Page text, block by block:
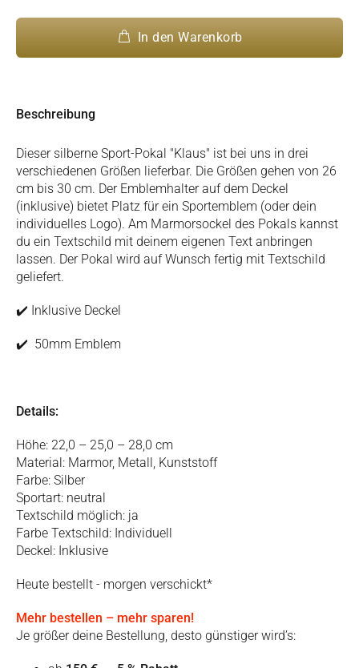
In den Warenkorb
Beschreibung
Dieser silberne Sport-Pokal "Klaus" ist bei uns in drei
verschiedenen Größen lieferbar. Die Größen gehen von 26
cm bis 30 cm. Der Emblemhalter auf dem Deckel
(inklusive) bietet Platz für ein Sportemblem (oder dein
individuelles Logo). Am Marmorsockel des Pokals kannst
du ein Textschild mit deinem eigenen Text anbringen
lassen. Der Pokal wird auf Wunsch fertig mit Textschild
geliefert.
✔️ Inklusive Deckel
✔️ 50mm Emblem
Details:
Höhe: 22,0 – 25,0 – 28,0 cm
Material: Marmor, Metall, Kunststoff
Farbe: Silber
Sportart: neutral
Textschild möglich: ja
Farbe Textschild: Individuell
Deckel: Inklusive
Heute bestellt - morgen verschickt*
Mehr bestellen – mehr sparen!
Je größer deine Bestellung, desto günstiger wird’s: